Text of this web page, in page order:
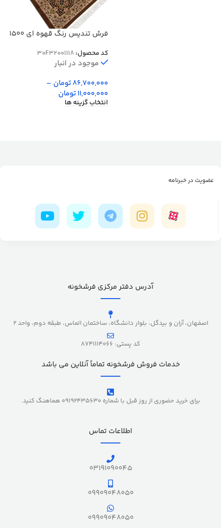
فرش تندیس رنگ قهوه ای 1500
کد محصول:30F32001118
موجود در انبار
86,700,000تومان –
11,000,000تومان
انتخاب گزینه ها
عضویت در خبرنامه
آدرس دفتر مرکزی فرشخونه
اصفهان، آران و بیدگل، بلوار دانشگاه، ساختمان الماس، طبقه دوم، واحد 2
کد پستی: 8741114066
خدمات فروش فرشخونه تماماً آنلاین می باشد
برای خرید حضوری از روز قبل با شماره 09192435630 هماهنگ کنید.
اطلاعات تماس
03191090045
09909048050
09909048050